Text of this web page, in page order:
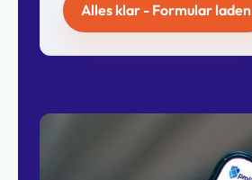
Alles klar - Formular laden